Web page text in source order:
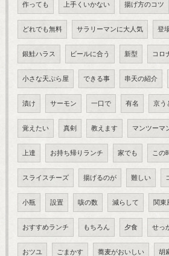
作っても 上手くいかない 揚げ方のコツ
どれでも無料 サラリーマンに大人気 登
銀鮭ハラス ビールに合う 新型 コロ
小さな天ぷら屋 できる事 串天の紹介
漬け サーモン 一口で 有名 京う
覚えたい 真剣 教えます マンツーマ
上達 お持ち帰りランチ 家でも この
スライスチーズ 揚げるのが 難しい
小瓶 設置 咳の数 減らして 関東
おすすめランチ もちろん 夕食 せっ
おツユ ごまかす 蕎麦がおいしい 胡